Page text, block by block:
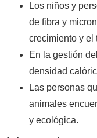
Los niños y
de fibra y
crecimiento y el
En la gestión
densidad
Las personas
animales
y ecológica.